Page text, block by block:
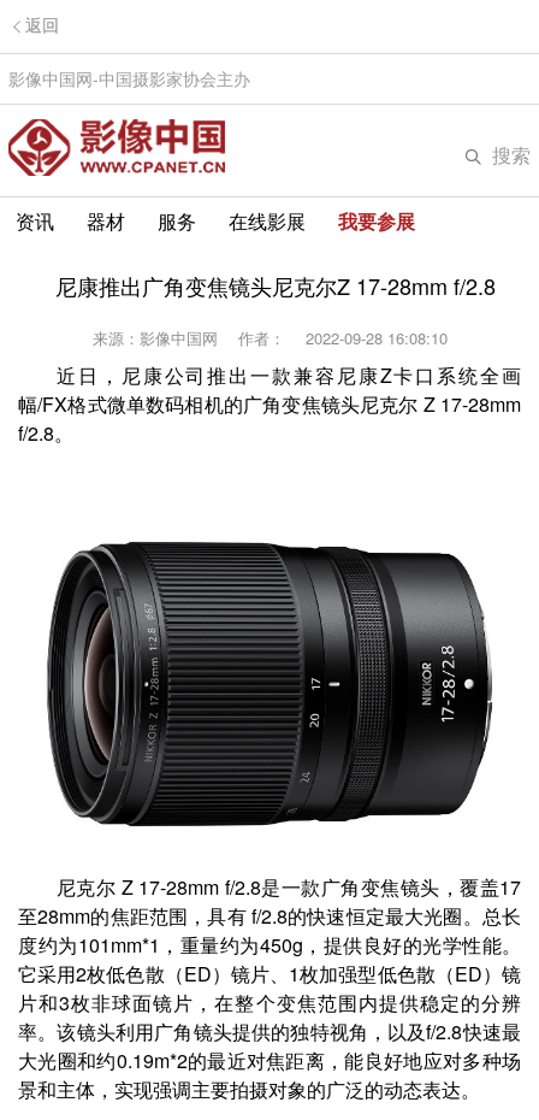
返回
影像中国网-中国摄影家协会主办
搜索
资讯 器材 服务 在线影展 我要参展
尼康推出广角变焦镜头尼克尔Z 17-28mm f/2.8
来源：影像中国网 作者： 2022-09-28 16:08:10
近日，尼康公司推出一款兼容尼康Z卡口系统全画
幅/FX格式微单数码相机的广角变焦镜头尼克尔 Z 17-28mm
f/2.8。
尼克尔 Z 17-28mm f/2.8是一款广角变焦镜头，覆盖17
至28mm的焦距范围，具有 f/2.8的快速恒定最大光圈。总长
度约为101mm*1，重量约为450g，提供良好的光学性能。
它采用2枚低色散（ED）镜片、1枚加强型低色散（ED）镜
片和3枚非球面镜片，在整个变焦范围内提供稳定的分辨
率。该镜头利用广角镜头提供的独特视角，以及f/2.8快速最
大光圈和约0.19m*2的最近对焦距离，能良好地应对多种场
景和主体，实现强调主要拍摄对象的广泛的动态表达。